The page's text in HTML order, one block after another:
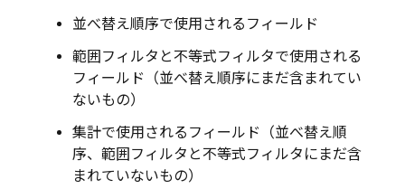
並べ替え順序で使用されるフィールド
範囲フィルタと不等式フィルタで使用される
フィールド（並べ替え順序にまだ含まれてい
ないもの）
集計で使用されるフィールド（並べ替え順
序、範囲フィルタと不等式フィルタにまだ含
まれていないもの）